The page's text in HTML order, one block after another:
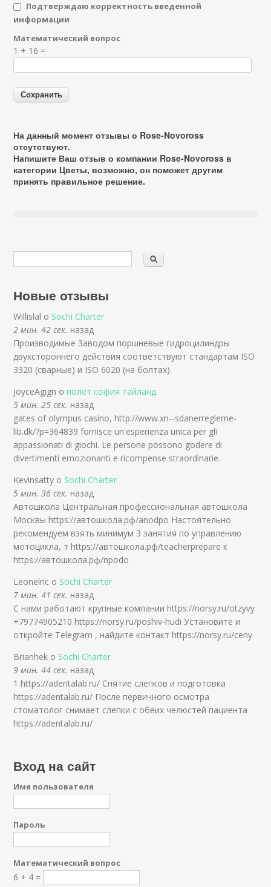
Подтверждаю корректность введенной
информации
Я спамер
Математический вопрос
1 + 16 =
На данный момент отзывы о Rose-Novoross
отсутствуют.
Напишите Ваш отзыв о компании Rose-Novoross в
категории Цветы, возможно, он поможет другим
принять правильное решение.
Новые отзывы
Willislal о Sochi Charter
2 мин. 42 сек. назад
Производимые Заводом поршневые гидроцилиндры
двухстороннего действия соответствуют стандартам ISO
3320 (сварные) и ISO 6020 (на болтах).
JoyceAgign ополет софия тайланд
5 мин. 25 сек. назад
gates of olympus casino, http://www.xn--sdanerreglerne-
lib.dk/?p=364839 fornisce un'esperienza unica per gli
appassionati di giochi. Le persone possono godere di
divertimenti emozionanti e ricompense straordinarie.
Kevinsatty о Sochi Charter
5 мин. 36 сек. назад
Автошкола Центральная профессиональная автошкола
Москвы https://автошкола.рф/anodpo Настоятельно
рекомендуем взять минимум 3 занятия по управлению
мотоцикла, т https://автошкола.рф/teacherprepare к
https://автошкола.рф/npodo
Leonelric о Sochi Charter
7 мин. 41 сек. назад
С нами работают крупные компании https://norsy.ru/otzyvy
+79774905210 https://norsy.ru/poshiv-hudi Установите и
откройте Telegram , найдите контакт https://norsy.ru/ceny
Brianhek о Sochi Charter
9 мин. 44 сек. назад
1 https://adentalab.ru/ Снятие слепков и подготовка
https://adentalab.ru/ После первичного осмотра
стоматолог снимает слепки с обеих челюстей пациента
https://adentalab.ru/
Вход на сайт
Имя пользователя
Пароль
Математический вопрос
6 + 4 =